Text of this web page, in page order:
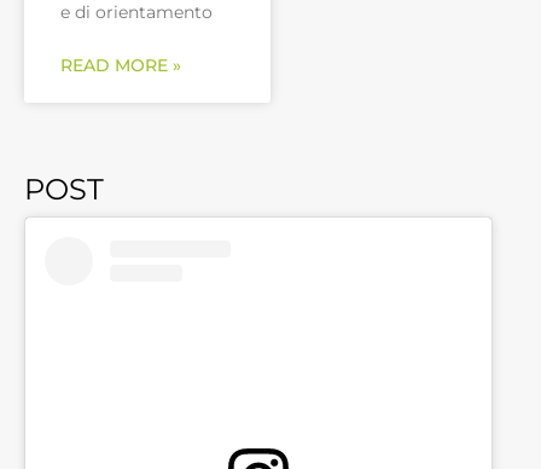
e di orientamento
READ MORE »
POST